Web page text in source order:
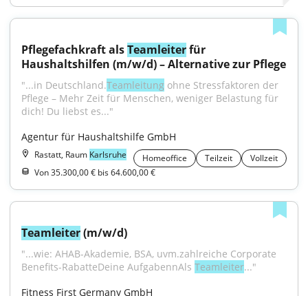
Pflegefachkraft als Teamleiter für
Haushaltshilfen (m/w/d) – Alternative zur Pflege
"...in Deutschland.Teamleitung ohne Stressfaktoren der
Pflege – Mehr Zeit für Menschen, weniger Belastung für
dich! Du liebst es..."
Agentur für Haushaltshilfe GmbH
Rastatt, Raum Karlsruhe Homeoffice Teilzeit
Vollzeit
Von 35.300,00 € bis 64.600,00 €
Teamleiter (m/w/d)
"...wie: AHAB-Akademie, BSA, uvm.zahlreiche Corporate
Benefits-RabatteDeine AufgabennAls Teamleiter..."
Fitness First Germany GmbH